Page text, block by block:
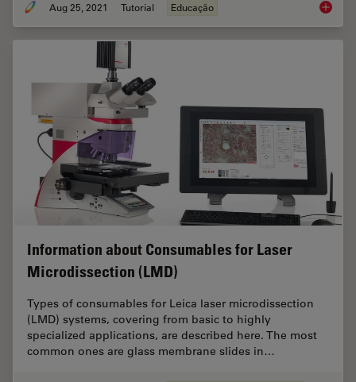
Aug 25, 2021 Tutorial Educação How to
Information about Consumables for Laser
Microdissection (LMD)
Types of consumables for Leica laser microdissection
(LMD) systems, covering from basic to highly
specialized applications, are described here. The most
common ones are glass membrane slides in…